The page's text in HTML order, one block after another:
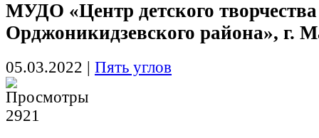
МУДО «Центр детского творчества
Орджоникидзевского района», г.
05.03.2022 | Пять углов
2921